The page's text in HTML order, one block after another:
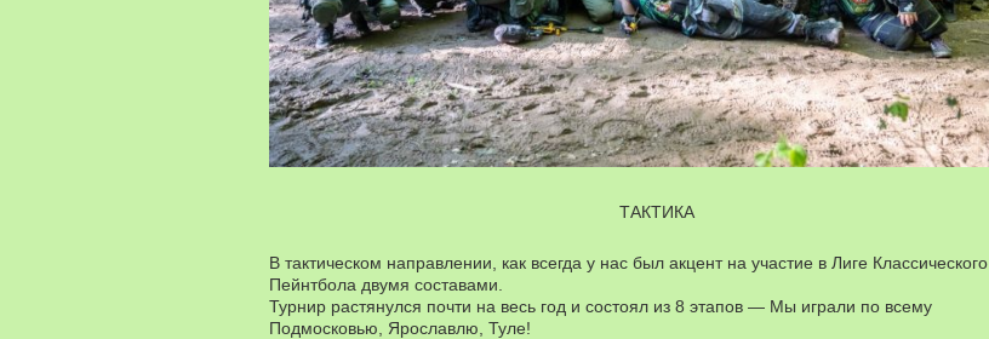
ТАКТИКА
В тактическом направлении, как всегда у нас был акцент на участие в Лиге Классического
Пейнтбола двумя составами.
Турнир растянулся почти на весь год и состоял из 8 этапов — Мы играли по всему
Подмосковью, Ярославлю, Туле!